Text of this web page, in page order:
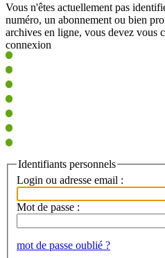
Vous n'êtes actuellement pas
numéro, un abonnement ou bien
archives en ligne, vous devez vous
connexion
Identifiants personnels
Login ou adresse email :
Mot de passe :
mot de passe oublié ?